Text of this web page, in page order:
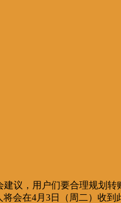
议，用户们要合理规划
会在4月3日（周二）收到